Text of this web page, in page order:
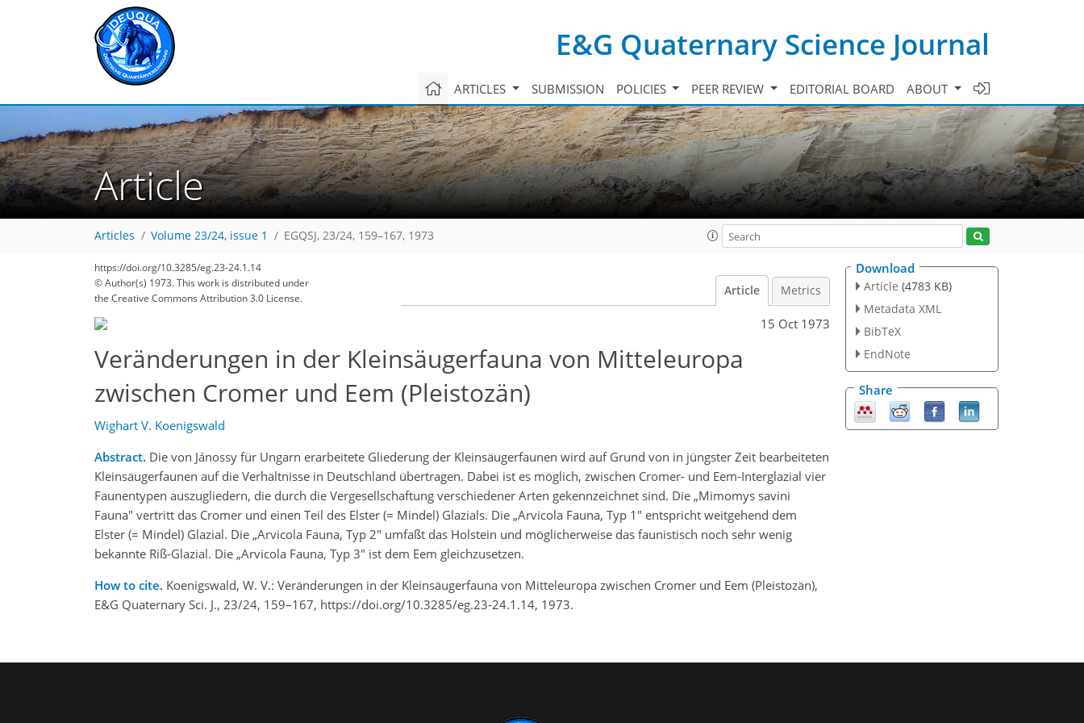
E&G Quaternary Science Journal
ARTICLES SUBMISSION POLICIES PEER REVIEW EDITORIAL BOARD ABOUT
Article
Articles Volume 23/24, issue 1 EGQSJ, 23/24, 159–167, 1973
https://doi.org/10.3285/eg.23-24.1.14
© Author(s) 1973. This work is distributed under
the Creative Commons Attribution 3.0 License.
Article Metrics
15 Oct 1973
Veränderungen in der Kleinsäugerfauna von Mitteleuropa
zwischen Cromer und Eem (Pleistozän)
Wighart V. Koenigswald
Abstract. Die von Jánossy für Ungarn erarbeitete Gliederung der Kleinsäugerfaunen wird auf Grund von in jüngster Zeit bearbeiteten
Kleinsäugerfaunen auf die Verhältnisse in Deutschland übertragen. Dabei ist es möglich, zwischen Cromer- und Eem-Interglazial vier
Faunentypen auszugliedern, die durch die Vergesellschaftung verschiedener Arten gekennzeichnet sind. Die „Mimomys savini
Fauna" vertritt das Cromer und einen Teil des Elster (= Mindel) Glazials. Die „Arvicola Fauna, Typ 1" entspricht weitgehend dem
Elster (= Mindel) Glazial. Die „Arvicola Fauna, Typ 2" umfaßt das Holstein und möglicherweise das faunistisch noch sehr wenig
bekannte Riß-Glazial. Die „Arvicola Fauna, Typ 3" ist dem Eem gleichzusetzen.
How to cite. Koenigswald, W. V.: Veränderungen in der Kleinsäugerfauna von Mitteleuropa zwischen Cromer und Eem (Pleistozän),
E&G Quaternary Sci. J., 23/24, 159–167, https://doi.org/10.3285/eg.23-24.1.14, 1973.
Download
Article (4783 KB)
Metadata XML
BibTeX
EndNote
Share